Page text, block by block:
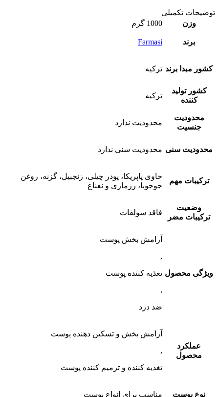
توضیحات تکمیلی
وزن
1000 گرم
برند Farmasi
کشور مبدا برند ترکیه
کشور تولید
کننده
ترکیه
محدودیت
جنسیت
محدودیت ندارد
محدودیت سنی محدودیت سنی ندارد
ترکیبات مهم
حاوی پاپریکا، پودر چیلی، زنجبیل، گزنه، روغن
جوجوبا، رزماری و نعناع
وضعیت
ترکیبات مضر
فاقد سولفات
ویژگی محصول
آرامش بخش پوست
,
تغذیه کننده پوست
,
ضد درد
عملکرد
محصول
آرامش بخش و تسکین دهنده پوست
,
تغذیه کننده و ترمیم کننده پوست
نوع پوست مناسب برای انواع پوست